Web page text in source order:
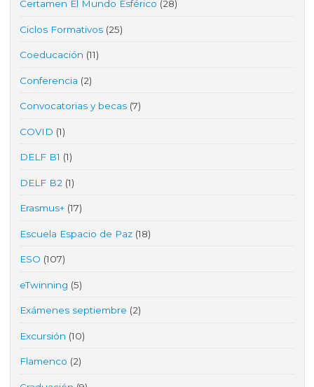
Certamen El Mundo Esférico (28)
Ciclos Formativos (25)
Coeducación (11)
Conferencia (2)
Convocatorias y becas (7)
COVID (1)
DELF B1 (1)
DELF B2 (1)
Erasmus+ (17)
Escuela Espacio de Paz (18)
ESO (107)
eTwinning (5)
Exámenes septiembre (2)
Excursión (10)
Flamenco (2)